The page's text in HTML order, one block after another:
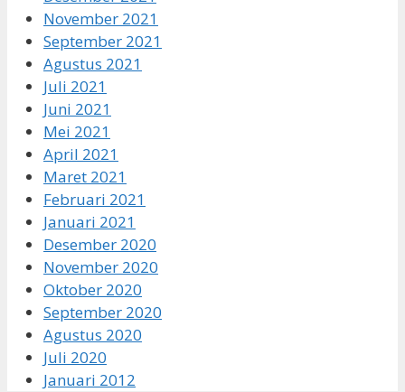
November 2021
September 2021
Agustus 2021
Juli 2021
Juni 2021
Mei 2021
April 2021
Maret 2021
Februari 2021
Januari 2021
Desember 2020
November 2020
Oktober 2020
September 2020
Agustus 2020
Juli 2020
Januari 2012